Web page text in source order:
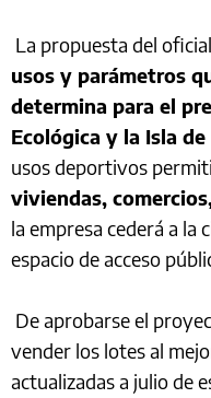
La propuesta del
usos y parámetros
determina para el
Ecológica y la Isla
usos deportivos
viviendas,
la empresa cederá a la
espacio de acceso
De aprobarse el
vender los lotes al
actualizadas a julio de